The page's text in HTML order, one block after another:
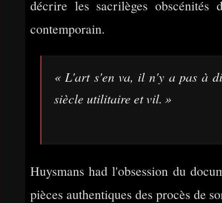
décrire les sacrilèges
contemporain.
« L'art s'en va, il n'y a pas à
siècle utilitaire et vil. »
Huysmans had l'obsession du
pièces authentiques des procès de